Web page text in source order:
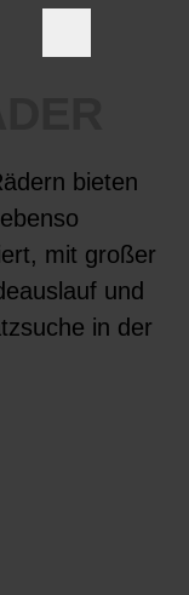
bieten
mit großer
und
in der